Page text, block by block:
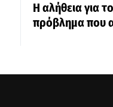
Η αλήθεια για
πρόβλημα που